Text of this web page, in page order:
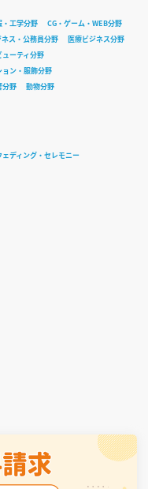
工学分野
CG・ゲーム・WEB分野
ネス・公務員分野
医療ビジネス分野
ーティ分野
ョン・服飾分野
分野
動物分野
ディング・セレモニー